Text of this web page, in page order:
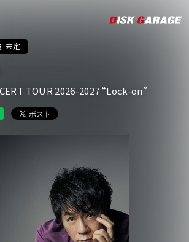
未定
TOUR 2026-2027 “Lock-on”